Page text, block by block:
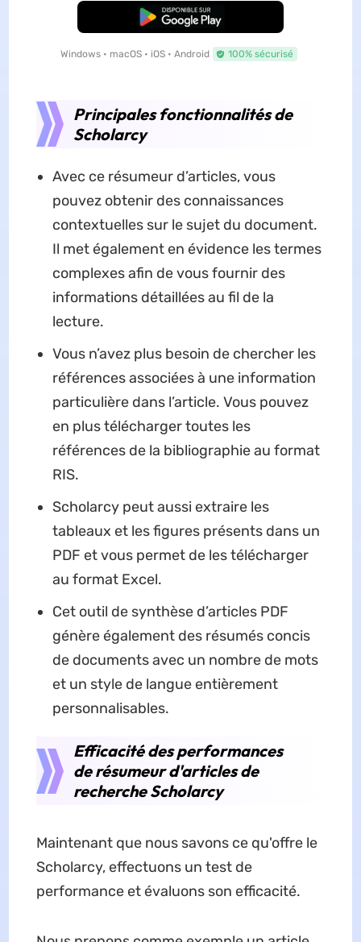
TÉLÉCHARGER
Windows • macOS • iOS • Android 100% sécurisé
Principales fonctionnalités de
Scholarcy
Avec ce résumeur d’articles, vous
pouvez obtenir des connaissances
contextuelles sur le sujet du document.
Il met également en évidence les termes
complexes afin de vous fournir des
informations détaillées au fil de la
lecture.
Vous n’avez plus besoin de chercher les
références associées à une information
particulière dans l’article. Vous pouvez
en plus télécharger toutes les
références de la bibliographie au format
RIS.
Scholarcy peut aussi extraire les
tableaux et les figures présents dans un
PDF et vous permet de les télécharger
au format Excel.
Cet outil de synthèse d’articles PDF
génère également des résumés concis
de documents avec un nombre de mots
et un style de langue entièrement
personnalisables.
Efficacité des performances
de résumeur d'articles de
recherche Scholarcy
Maintenant que nous savons ce qu'offre le
Scholarcy, effectuons un test de
performance et évaluons son efficacité.